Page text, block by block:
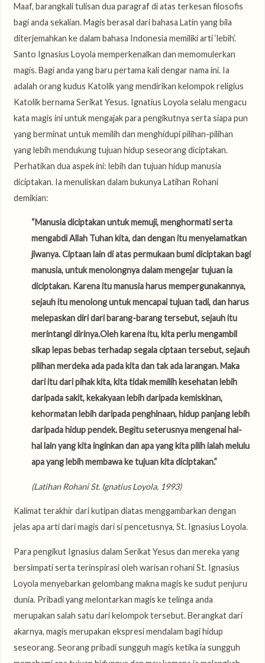
Maaf, barangkali tulisan dua paragraf di atas terkesan filosofis
bagi anda sekalian. Magis berasal dari bahasa Latin yang bila
diterjemahkan ke dalam bahasa Indonesia memiliki arti ‘lebih’.
Santo Ignasius Loyola memperkenalkan dan memomulerkan
magis. Bagi anda yang baru pertama kali dengar nama ini. Ia
adalah orang kudus Katolik yang mendirikan kelompok religius
Katolik bernama Serikat Yesus. Ignatius Loyola selalu mengacu
kata magis ini untuk mengajak para pengikutnya serta siapa pun
yang berminat untuk memilih dan menghidupi pilihan-pilihan
yang lebih mendukung tujuan hidup seseorang diciptakan.
Perhatikan dua aspek ini: lebih dan tujuan hidup manusia
diciptakan. Ia menuliskan dalam bukunya Latihan Rohani
demikian:
“Manusia diciptakan untuk memuji, menghormati serta
mengabdi Allah Tuhan kita, dan dengan itu menyelamatkan
jiwanya. Ciptaan lain di atas permukaan bumi diciptakan bagi
manusia, untuk menolongnya dalam mengejar tujuan ia
diciptakan. Karena itu manusia harus mempergunakannya,
sejauh itu menolong untuk mencapai tujuan tadi, dan harus
melepaskan diri dari barang-barang tersebut, sejauh itu
merintangi dirinya.Oleh karena itu, kita perlu mengambil
sikap lepas bebas terhadap segala ciptaan tersebut, sejauh
pilihan merdeka ada pada kita dan tak ada larangan. Maka
dari itu dari pihak kita, kita tidak memilih kesehatan lebih
daripada sakit, kekakyaan lebih daripada kemiskinan,
kehormatan lebih daripada penghinaan, hidup panjang lebih
daripada hidup pendek. Begitu seterusnya mengenai hal-
hal lain yang kita inginkan dan apa yang kita pilih ialah melulu
apa yang lebih membawa ke tujuan kita diciptakan.”
(Latihan Rohani St. Ignatius Loyola, 1993)
Kalimat terakhir dari kutipan diatas menggambarkan dengan
jelas apa arti dari magis dari si pencetusnya, St. Ignasius Loyola.
Para pengikut Ignasius dalam Serikat Yesus dan mereka yang
bersimpati serta terinspirasi oleh warisan rohani St. Ignasius
Loyola menyebarkan gelombang makna magis ke sudut penjuru
dunia. Pribadi yang melontarkan magis ke telinga anda
merupakan salah satu dari kelompok tersebut. Berangkat dari
akarnya, magis merupakan ekspresi mendalam bagi hidup
seseorang. Seorang pribadi sungguh magis ketika ia sungguh